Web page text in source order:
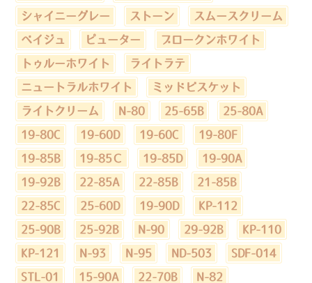
シャイニーグレー ストーン スムースクリーム
ベイジュ ピューター ブロークンホワイト
トゥルーホワイト ライトラテ
ニュートラルホワイト ミッドビスケット
ライトクリーム N-80 25-65B 25-80A
19-80C 19-60D 19-60C 19-80F
19-85B 19-85Ｃ 19-85D 19-90A
19-92B 22-85A 22-85B 21-85B
22-85C 25-60D 19-90D KP-112
25-90B 25-92B N-90 29-92B KP-110
KP-121 N-93 N-95 ND-503 SDF-014
STL-01 15-90A 22-70B N-82